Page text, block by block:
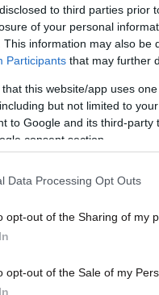
to third parties prior
of your personal
This information may also be
Participants that may further
that this website/app uses
but not limited to
to Google and its third-
consent section.
Data Processing Opt Outs
opt-out of the Sharing of my
opt-out of the Sale of my
που έκανα, το να
στο Al Jazeera και
νούντλς για
τα είχαν